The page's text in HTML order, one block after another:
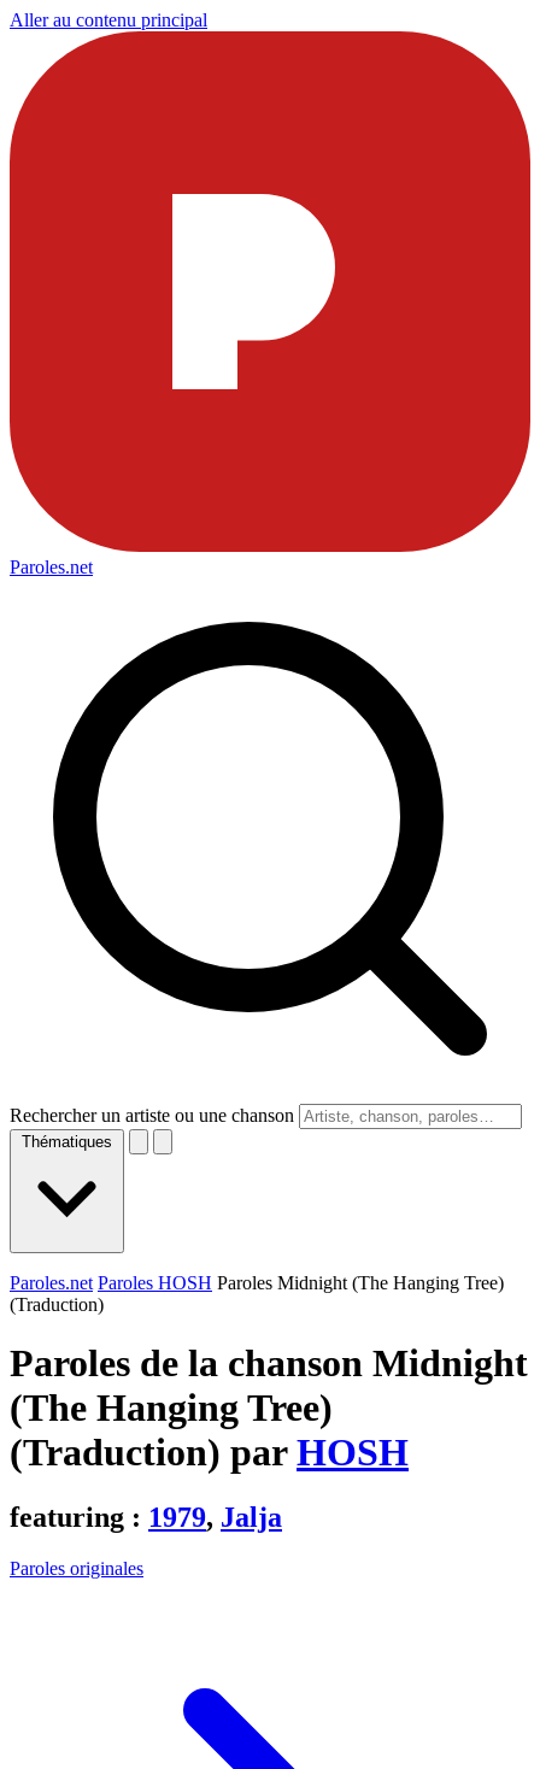
Aller au contenu principal
Paroles.net
Rechercher un artiste ou une chanson
Thématiques
Paroles.net Paroles HOSH Paroles Midnight (The Hanging Tree)
(Traduction)
Paroles de la chanson Midnight
(The Hanging Tree)
(Traduction) parHOSH
featuring : 1979, Jalja
Paroles originales